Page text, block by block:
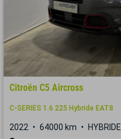
Citroën C5 Aircross
C-SERIES 1.6 225 Hybride EAT8
2022 64000 km HYBRIDE